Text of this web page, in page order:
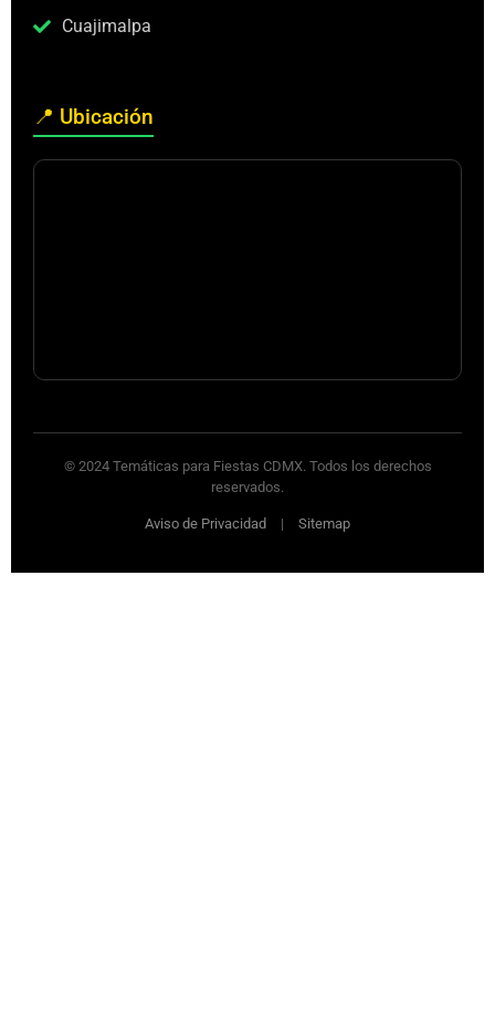
Cuajimalpa
📍 Ubicación
© 2024 Temáticas para Fiestas CDMX. Todos los derechos
reservados.
Aviso de Privacidad | Sitemap